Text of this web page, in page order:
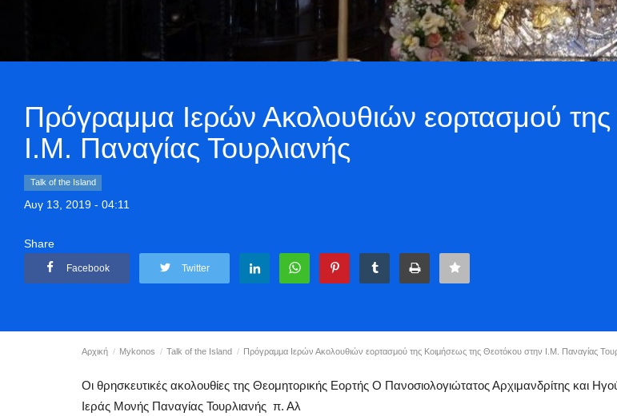
Πρόγραμμα Ιερών Ακολουθιών εορτασμού
Ι.Μ. Παναγίας Τουρλιανής
Talk of the Island
Αυγ 13, 2019 - 04:11
Share
Facebook Twitter
Αρχική Mykonos Talk of the Island Πρόγραμμα Ιερών Ακολουθιών εορτασμού της Κοιμήσεως της Θεοτόκου στην Ι.Μ. Παναγίας
Οι θρησκευτικές ακολουθίες της Θεομητορικής Εορτής Ο Πανοσιολογιώτατος Αρχιμανδρίτης και
Ιεράς Μονής Παναγίας Τουρλιανής π. Αλ